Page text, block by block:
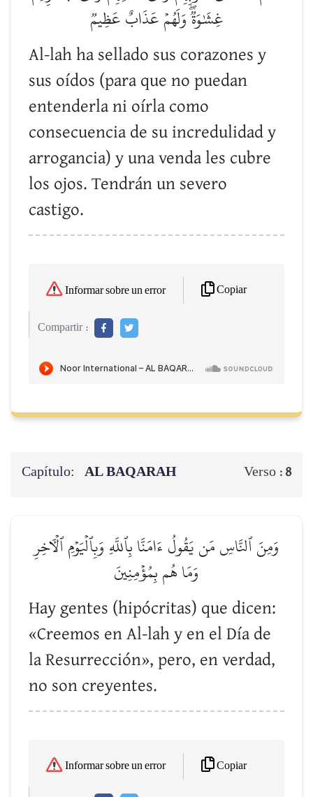
غِشَٰوَةٞۖ وَلَهُمۡ عَذَابٌ عَظِيمٞ
Al-lah ha sellado sus corazones y
sus oídos (para que no puedan
entenderla ni oírla como
consecuencia de su incredulidad y
arrogancia) y una venda les cubre
los ojos. Tendrán un severo
castigo.
Informar sobre un error Copiar
Compartir :
Capítulo: AL BAQARAH Verso : 8
وَمِنَ ٱلنَّاسِ مَن يَقُولُ ءَامَنَّا بِٱللَّهِ وَبِٱلۡيَوۡمِ ٱلۡأٓخِرِ
وَمَا هُم بِمُؤۡمِنِينَ
Hay gentes (hipócritas) que dicen:
«Creemos en Al-lah y en el Día de
la Resurrección», pero, en verdad,
no son creyentes.
Informar sobre un error Copiar